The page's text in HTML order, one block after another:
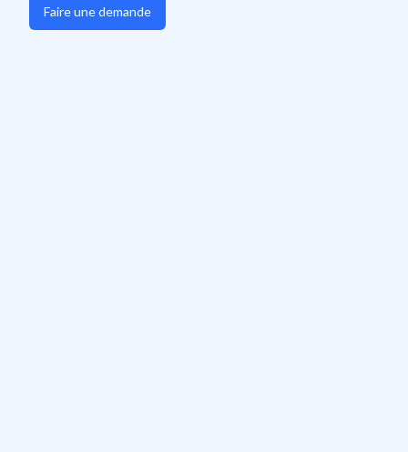
Faire une demande